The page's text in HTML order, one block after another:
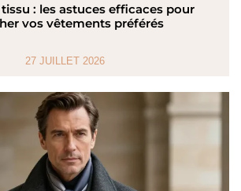
: les astuces efficaces pour
vos vêtements préférés
27 JUILLET 2026